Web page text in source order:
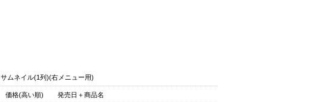
サムネイル(1列)(右メニュー用)
価格(高い順) 発売日＋商品名